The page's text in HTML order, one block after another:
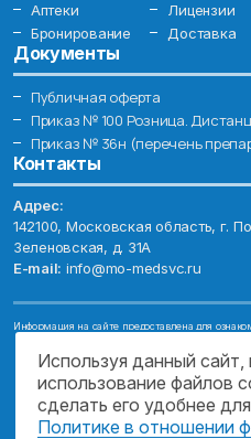
Аптеки
Лицензии
Бронирование
Доставка
Документы
Публичная оферта
Приказ № 100 Розница.
Приказ № 36н (перечень
Контакты
Адрес:
142100, Московская область, г.
Зеленовская, д. 31А
E-mail: info@mo-medsvc.ru
Информация на сайте предоставлена для
Имеются противопоказания,
© 2026. ГОСУДАРСТВЕННОЕ
ОБЛАСТИ "МОСОБЛМЕДСЕРВИС"
ПОДДЕРЖКА САЙТА
Используя данный сайт,
использование файлов
сделать его удобнее
Политике в отношении